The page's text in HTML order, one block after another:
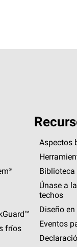
fríos
Aspectos
Únase a
techos
Diseño
Eventos